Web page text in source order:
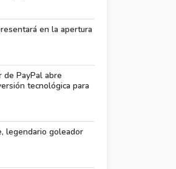
en la apertura
PayPal abre
tecnológica para
legendario goleador